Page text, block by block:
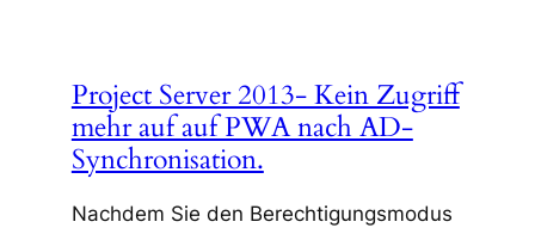
Project Server 2013- Kein Zugriff
mehr auf auf PWA nach AD-
Synchronisation.
Nachdem Sie den Berechtigungsmodus